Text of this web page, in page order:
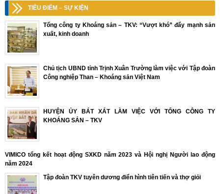
TIÊU ĐIỂM – SỰ KIỆN
Tổng công ty Khoáng sản – TKV: “Vượt khó” đẩy mạnh sản
xuất, kinh doanh
Chủ tịch UBND tỉnh Trịnh Xuân Trường làm việc với Tập đoàn
Công nghiệp Than – Khoáng sản Việt Nam
HUYỆN ỦY BÁT XÁT LÀM VIỆC VỚI TỔNG CÔNG TY
KHOÁNG SẢN – TKV
VIMICO tổng kết hoạt động SXKD năm 2023 và Hội nghị Người lao động
năm 2024
Tập đoàn TKV tuyên dương điển hình tiên tiến và thợ giỏi